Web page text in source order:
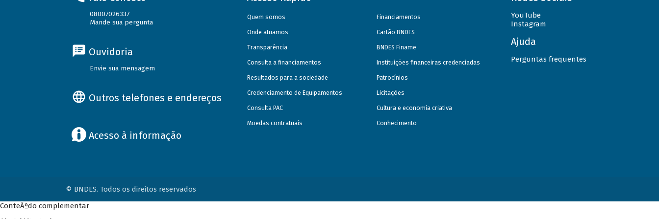
08007026337
Mande sua pergunta
Ouvidoria
Envie sua mensagem
Outros telefones e endereços
Acesso à informação
Quem somos
Onde atuamos
Transparência
Consulta a financiamentos
Resultados para a sociedade
Credenciamento de Equipamentos
Consulta PAC
Moedas contratuais
Financiamentos
Cartão BNDES
BNDES Finame
Instituições financeiras credenciadas
Patrocínios
Licitações
Cultura e economia criativa
Conhecimento
YouTube
Instagram
Ajuda
Perguntas frequentes
© BNDES. Todos os direitos reservados
ConteÃºdo complementar